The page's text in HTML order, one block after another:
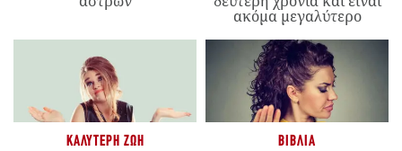
ακόμα μεγαλύτερο
ΚΑΛΎΤΕΡΗ ΖΩΉ ΒΙΒΛΊΑ